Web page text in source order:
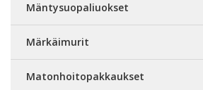
Mäntysuopaliuokset
Märkäimurit
Matonhoitopakkaukset